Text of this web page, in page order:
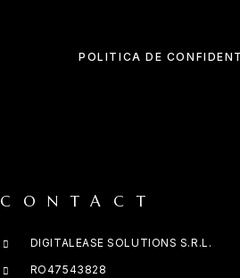
POLITICA DE
CONTACT
DIGITALEASE SOLUTIONS S.R.L.
RO47543828